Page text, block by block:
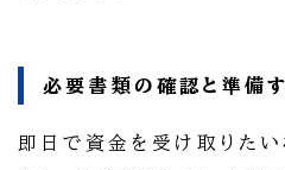
必要書類の確認と準備
即日で資金を受け取りた